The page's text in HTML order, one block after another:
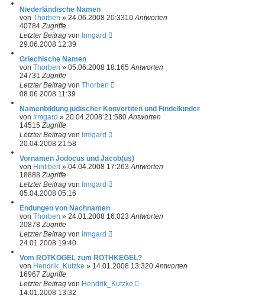
Niederländische Namen
von Thorben » 24.06.2008 20:3310Antworten
40784Zugriffe
Letzter Beitrag von Irmgard
29.06.2008 12:39
Griechische Namen
von Thorben » 05.06.2008 18:165Antworten
24731Zugriffe
Letzter Beitrag von Thorben
08.06.2008 11:39
Namenbildung jüdischer Konvertiten und Findelkinder
von Irmgard » 20.04.2008 21:580Antworten
14515Zugriffe
Letzter Beitrag von Irmgard
20.04.2008 21:58
Vornamen Jodocus und Jacob(us)
von Hintiberi » 04.04.2008 17:263Antworten
18888Zugriffe
Letzter Beitrag von Irmgard
05.04.2008 05:16
Endungen von Nachnamen
von Thorben » 24.01.2008 16:023Antworten
20878Zugriffe
Letzter Beitrag von Irmgard
24.01.2008 19:40
Vom ROTKOGEL zum ROTHKEGEL?
von Hendrik_Kutzke » 14.01.2008 13:320Antworten
16967Zugriffe
Letzter Beitrag von Hendrik_Kutzke
14.01.2008 13:32